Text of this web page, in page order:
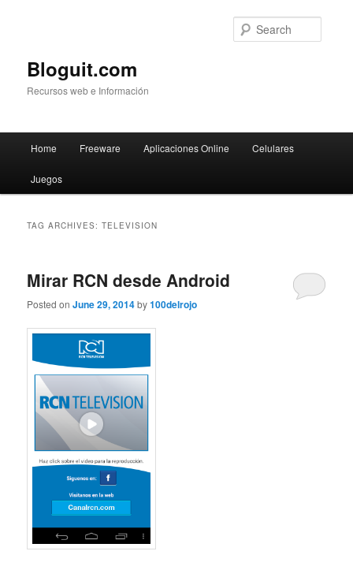
Bloguit.com
Recursos web e Información
Skip
to
Skip
to
Home Freeware Aplicaciones Online Celulares
Juegos
TAG ARCHIVES:TELEVISION
Mirar RCN desde Android
Posted onJune 29, 2014by100delrojo